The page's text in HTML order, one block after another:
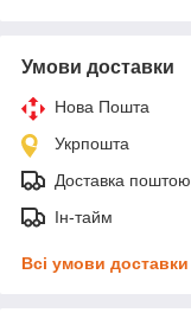
Умови доставки
Нова Пошта
Укрпошта
Доставка поштою
Ін-тайм
Всі умови доставки